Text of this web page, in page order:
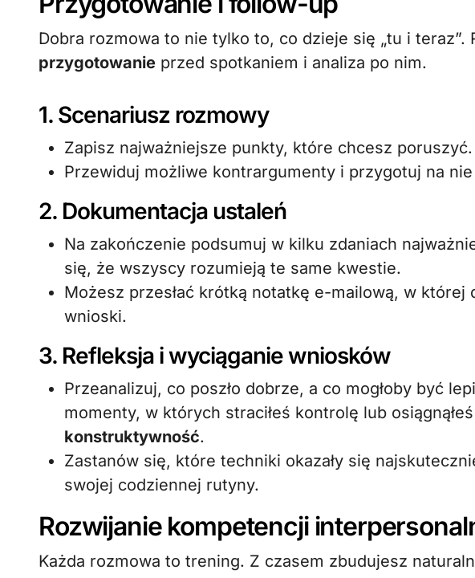
Dobra rozmowa to nie tylko to, co dzieje się „tu i teraz”.
przygotowanie przed spotkaniem i analiza po nim.
1. Scenariusz rozmowy
Zapisz najważniejsze punkty, które chcesz poruszyć.
Przewiduj możliwe kontrargumenty i przygotuj na
2. Dokumentacja ustaleń
Na zakończenie podsumuj w kilku zdaniach
się, że wszyscy rozumieją te same kwestie.
Możesz przesłać krótką notatkę e-mailową, w której
wnioski.
3. Refleksja i wyciąganie wniosków
Przeanalizuj, co poszło dobrze, a co mogłoby być
momenty, w których straciłeś kontrolę lub
konstruktywność.
Zastanów się, które techniki okazały się
swojej codziennej rutyny.
Rozwijanie kompetencji
Każda rozmowa to trening. Z czasem zbudujesz